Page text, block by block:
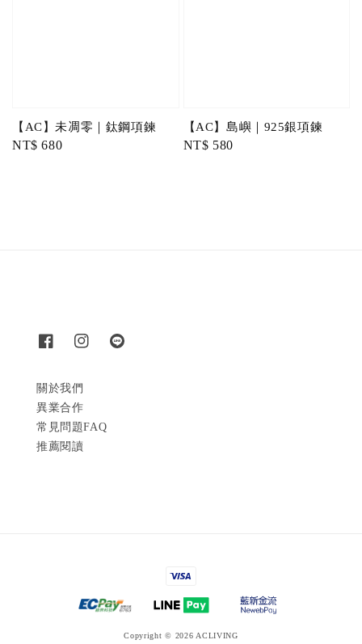
【AC】未凋零｜鈦鋼項鍊
Regular
NT$ 680
【AC】島嶼｜925銀項鍊
Regular
NT$ 580
關於我們
異業合作
常見問題FAQ
推薦閱讀
Copyright © 2026 ACLIVING